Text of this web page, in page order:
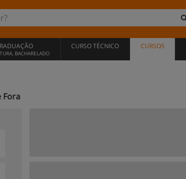
BACHARELADO
CURSO TÉCNICO CURSOS
Fora